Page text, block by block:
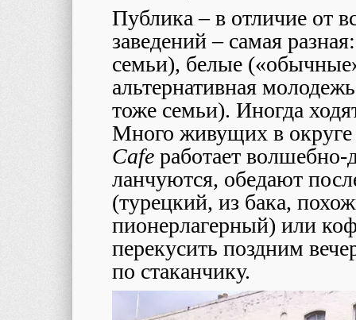
Публика – в отличие от
заведений – самая
семьи), белые
альтернативная
тоже семьи). Иногда
Много живущих в
Cafe работает волшебно-
ланчуются, обедают
(турецкий, из бака,
пионерлагерный) или
перекусить поздним
по стаканчику.